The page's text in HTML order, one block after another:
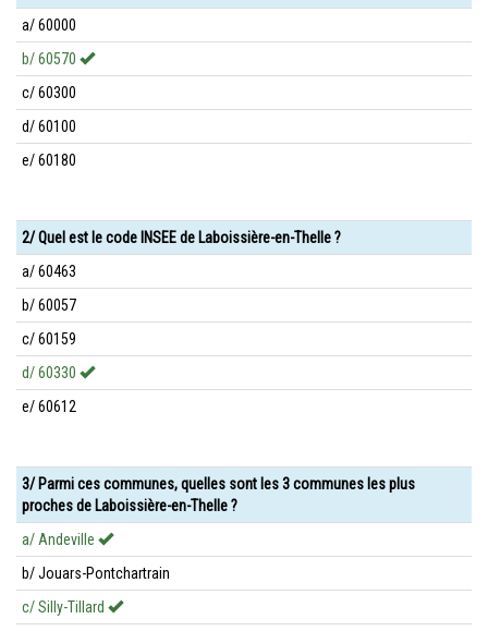
a/ 60000
b/ 60570
c/ 60300
d/ 60100
e/ 60180
2/ Quel est le code INSEE de Laboissière-en-Thelle ?
a/ 60463
b/ 60057
c/ 60159
d/ 60330
e/ 60612
3/ Parmi ces communes, quelles sont les 3 communes les plus
proches de Laboissière-en-Thelle ?
a/ Andeville
b/ Jouars-Pontchartrain
c/ Silly-Tillard